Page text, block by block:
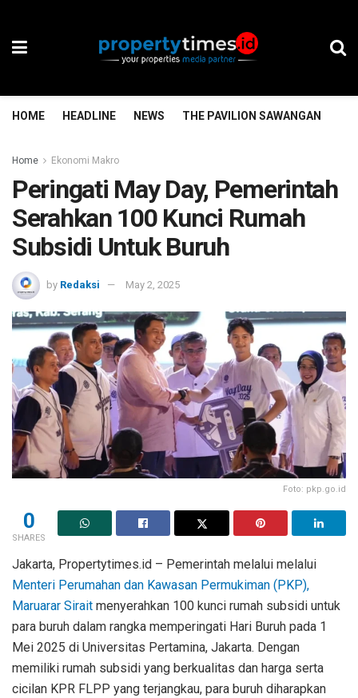
HOME HEADLINE NEWS THE PAVILION SAWANGAN
Home Ekonomi Makro
Peringati May Day, Pemerintah
Serahkan 100 Kunci Rumah
Subsidi Untuk Buruh
by Redaksi May 2, 2025
Foto: pkp.go.id
0
SHARES
Jakarta, Propertytimes.id – Pemerintah melalui melalui
Menteri Perumahan dan Kawasan Permukiman (PKP),
Maruarar Sirait menyerahkan 100 kunci rumah subsidi untuk
para buruh dalam rangka memperingati Hari Buruh pada 1
Mei 2025 di Universitas Pertamina, Jakarta. Dengan
memiliki rumah subsidi yang berkualitas dan harga serta
cicilan KPR FLPP yang terjangkau, para buruh diharapkan